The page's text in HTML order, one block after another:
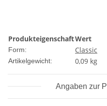
ProdukteigenschaftWert
Form: Classic
Artikelgewicht: 0,09 kg
Angaben zur